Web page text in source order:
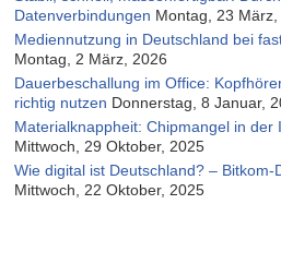
Datenverbindungen Montag, 23 März,
Mediennutzung in Deutschland bei
Montag, 2 März, 2026
Dauerbeschallung im Office:
richtig nutzen Donnerstag, 8 Januar,
Materialknappheit: Chipmangel in der
Mittwoch, 29 Oktober, 2025
Wie digital ist Deutschland? –
Mittwoch, 22 Oktober, 2025